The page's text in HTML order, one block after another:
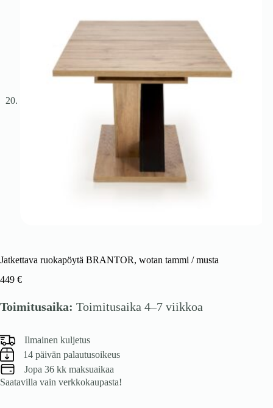
Jatkettava ruokapöytä BRANTOR, wotan tammi / musta
449 €
Toimitusaika: Toimitusaika 4–7 viikkoa
Ilmainen kuljetus
14 päivän palautusoikeus
Jopa 36 kk maksuaikaa
Saatavilla vain verkkokaupasta!